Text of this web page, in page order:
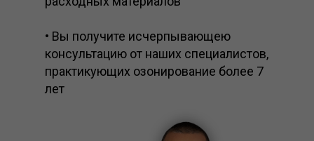
• Вы получите исчерпывающею
консультацию от наших специалистов,
практикующих озонирование более 7
лет